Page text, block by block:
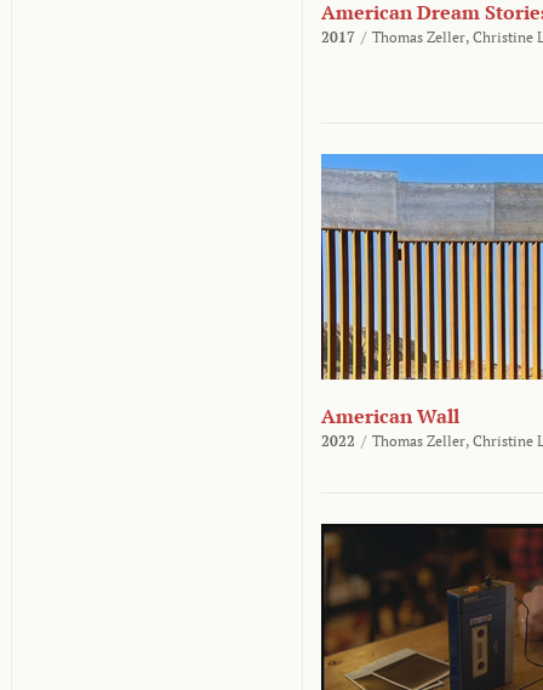
American Dream
2017 / Thomas Zeller, Christine
American Wall
2022 / Thomas Zeller, Christine